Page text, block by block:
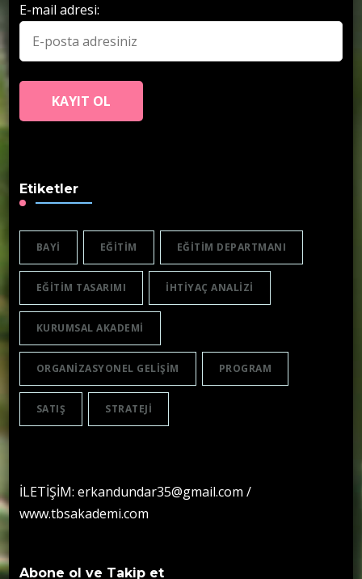
E-mail adresi:
Etiketler
BAYI EĞITIM EĞITIM DEPARTMANI
EĞITIM TASARIMI IHTIYAÇ ANALIZI
KURUMSAL AKADEMI
ORGANIZASYONEL GELIŞIM PROGRAM
SATIŞ STRATEJI
İLETİŞİM: erkandundar35@gmail.com /
www.tbsakademi.com
Abone ol ve Takip et